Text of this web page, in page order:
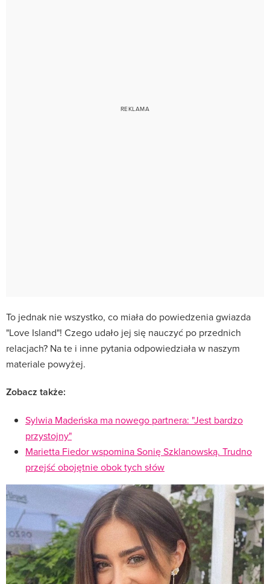
To jednak nie wszystko, co miała do powiedzenia gwiazda
"Love Island"! Czego udało jej się nauczyć po przednich
relacjach? Na te i inne pytania odpowiedziała w naszym
materiale powyżej.
Zobacz także:
Sylwia Madeńska ma nowego partnera: "Jest bardzo
przystojny"
Marietta Fiedor wspomina Sonię Szklanowską. Trudno
przejść obojętnie obok tych słów